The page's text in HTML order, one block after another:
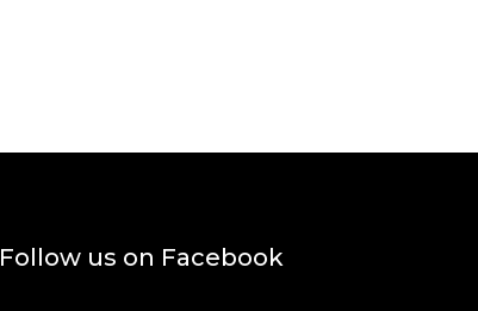
Follow us on Facebook